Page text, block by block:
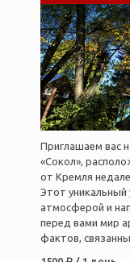
Приглашаем вас
«Сокол»,
от Кремля
Этот уникальный
атмосферой и
перед вами мир
фактов,